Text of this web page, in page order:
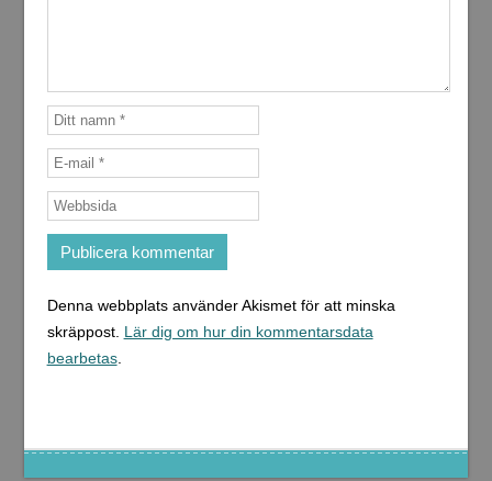
Denna webbplats använder Akismet för att minska
skräppost. Lär dig om hur din kommentarsdata
bearbetas.